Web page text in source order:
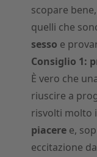
scopare
quelli che
sesso e
Consiglio 1:
È vero che
riuscire a
risvolti molto
piaceree,
eccitazione